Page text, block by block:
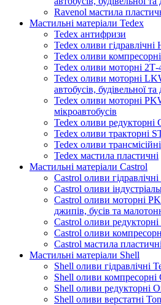
Ravenol мастила
Мастильні матеріали Tedex
Tedex антифризи
Tedex оливи
Tedex оливи компресорні
Tedex оливи моторні 2Т-
Tedex оливи моторні
автобусів, будівельної
Tedex оливи моторні
мікроавтобусів
Tedex оливи редукторні
Tedex оливи тракторні
Tedex оливи трансмісійні
Tedex мастила пластичні
Мастильні матеріали Castrol
Castrol оливи
Castrol оливи
Castrol оливи моторні
джипів, бусів та
Castrol оливи
Castrol оливи
Castrol мастила пластичні
Мастильні матеріали Shell
Shell оливи гідравлічні
Shell оливи компресорні
Shell оливи редукторні
Shell оливи верстатні